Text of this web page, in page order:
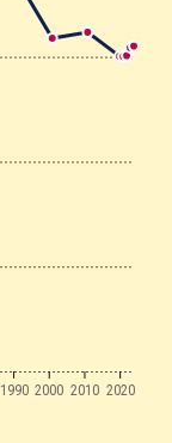
1990 2000 2010 2020